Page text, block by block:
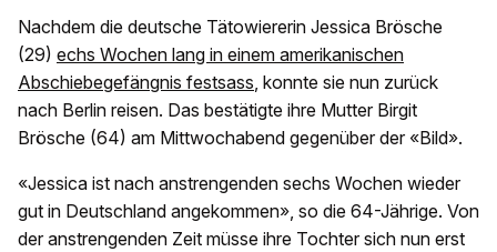
Nachdem die deutsche Tätowiererin Jessica Brösche
(29) echs Wochen lang in einem amerikanischen
Abschiebegefängnis festsass, konnte sie nun zurück
nach Berlin reisen. Das bestätigte ihre Mutter Birgit
Brösche (64) am Mittwochabend gegenüber der «Bild».
«Jessica ist nach anstrengenden sechs Wochen wieder
gut in Deutschland angekommen», so die 64-Jährige. Von
der anstrengenden Zeit müsse ihre Tochter sich nun erst